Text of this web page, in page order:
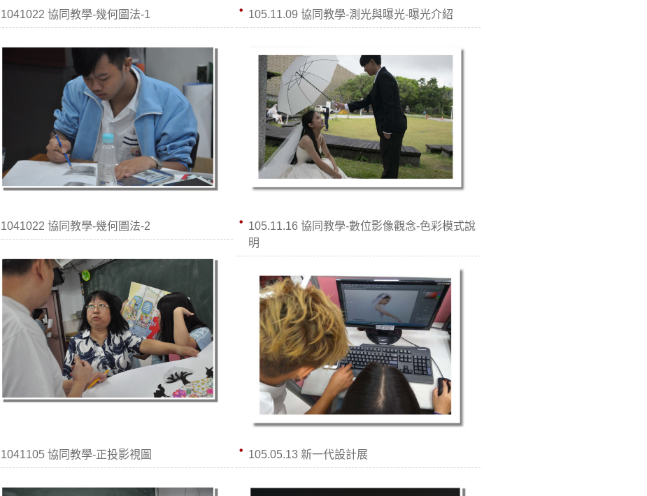
1041022 協同教學-幾何圖法-1 105.11.09 協同教學-測光與曝光-曝光介紹
1041022 協同教學-幾何圖法-2
105.11.16 協同教學-數位影像觀念-色彩模式說
明
1041105 協同教學-正投影視圖 105.05.13 新一代設計展